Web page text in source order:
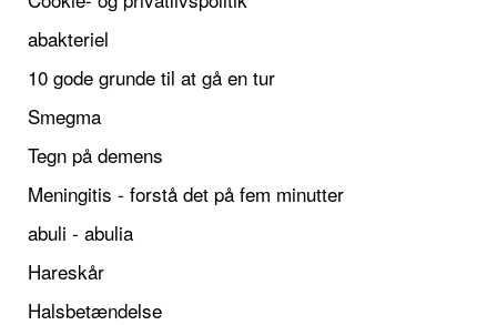
abakteriel
10 gode grunde til at gå en tur
Smegma
Tegn på demens
Meningitis - forstå det på fem minutter
abuli - abulia
Hareskår
Halsbetændelse